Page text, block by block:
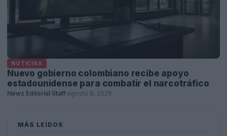
NOTICIAS
Nuevo gobierno colombiano recibe apoyo
estadounidense para combatir el narcotráfico
Newz Editorial Staff agosto 8, 2026
MÁS LEÍDOS